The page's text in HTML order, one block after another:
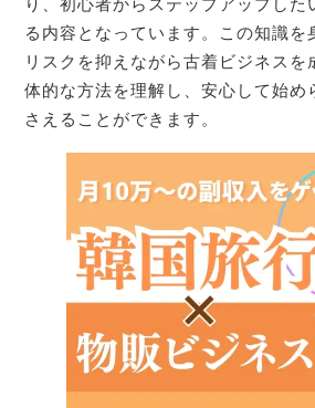
り、初心者からステップアップした
る内容となっています。この知識を
リスクを抑えながら古着ビジネスを
体的な方法を理解し、安心して始め
さえることができます。